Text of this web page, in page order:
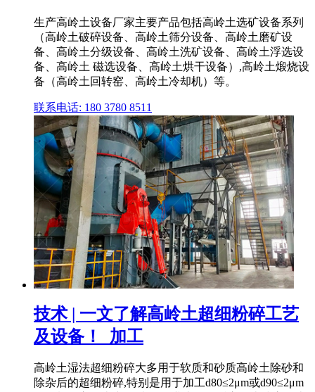
生产高岭土设备厂家主要产品包括高岭土选矿设备系列
（高岭土破碎设备、高岭土筛分设备、高岭土磨矿设
备、高岭土分级设备、高岭土洗矿设备、高岭土浮选设
备、高岭土 磁选设备、高岭土烘干设备）,高岭土煅烧设
备（高岭土回转窑、高岭土冷却机）等。
联系电话: 180 3780 8511
技术 | 一文了解高岭土超细粉碎工艺
及设备！_加工
高岭土湿法超细粉碎大多用于软质和砂质高岭土除砂和
除杂后的超细粉碎,特别是用于加工d80≤2μm或d90≤2μm